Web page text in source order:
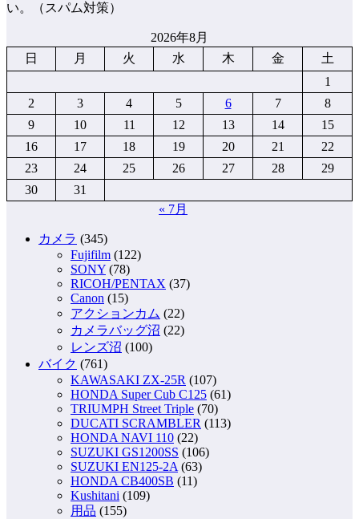
い。（スパム対策）
2026年8月
日
月 火 水 木 金
土
1
2
3 4 5 6 7
8
9
10 11 12 13 14
15
16
17 18 19 20 21
22
23
24 25 26 27 28
29
30
31
« 7月
カメラ (345)
Fujifilm (122)
SONY (78)
RICOH/PENTAX (37)
Canon (15)
アクションカム (22)
カメラバッグ沼 (22)
レンズ沼 (100)
バイク (761)
KAWASAKI ZX-25R (107)
HONDA Super Cub C125 (61)
TRIUMPH Street Triple (70)
DUCATI SCRAMBLER (113)
HONDA NAVI 110 (22)
SUZUKI GS1200SS (106)
SUZUKI EN125-2A (63)
HONDA CB400SB (11)
Kushitani (109)
用品 (155)